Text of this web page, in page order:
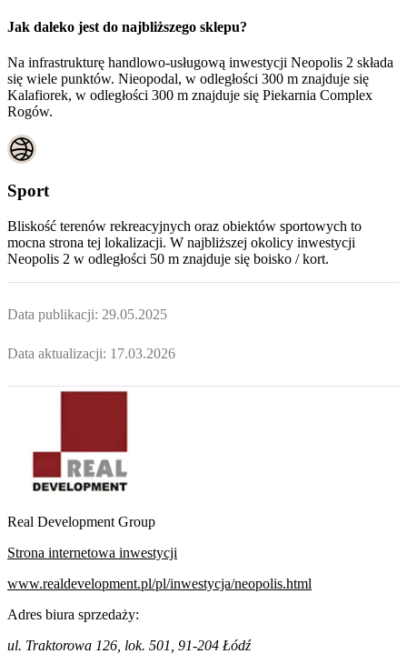
Jak daleko jest do najbliższego sklepu?
Na infrastrukturę handlowo-usługową inwestycji Neopolis 2 składa
się wiele punktów. Nieopodal, w odległości 300 m znajduje się
Kalafiorek, w odległości 300 m znajduje się Piekarnia Complex
Rogów.
Sport
Bliskość terenów rekreacyjnych oraz obiektów sportowych to
mocna strona tej lokalizacji. W najbliższej okolicy inwestycji
Neopolis 2 w odległości 50 m znajduje się boisko / kort.
Data publikacji: 29.05.2025
Data aktualizacji: 17.03.2026
Real Development Group
Strona internetowa inwestycji
www.realdevelopment.pl/pl/inwestycja/neopolis.html
Adres biura sprzedaży:
ul. Traktorowa 126, lok. 501, 91-204 Łódź